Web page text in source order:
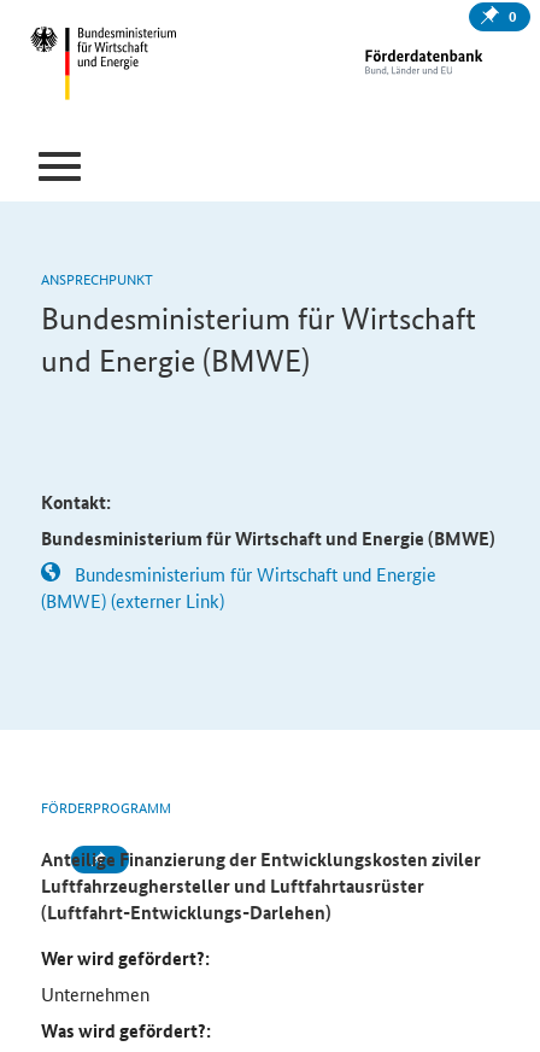
0
ANSPRECHPUNKT
Bundesministerium für Wirtschaft
und Energie (BMWE)
Kontakt:
Bundesministerium für Wirtschaft und Energie (BMWE)
Bundesministerium für Wirtschaft und Energie
(BMWE) (externer Link)
FÖRDERPROGRAMM
Anteilige Finanzierung der Entwicklungskosten ziviler
Luftfahrzeughersteller und Luftfahrtausrüster
(Luftfahrt-Entwicklungs-Darlehen)
Wer wird gefördert?:
Unternehmen
Was wird gefördert?: